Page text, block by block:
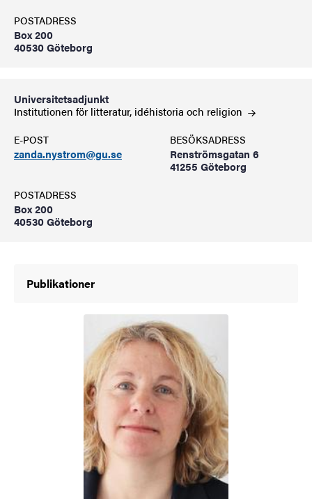
POSTADRESS
Box 200
40530 Göteborg
Universitetsadjunkt
Institutionen för litteratur, idéhistoria och religion
E-POST
zanda.nystrom@gu.se
BESÖKSADRESS
Renströmsgatan 6
41255 Göteborg
POSTADRESS
Box 200
40530 Göteborg
Publikationer